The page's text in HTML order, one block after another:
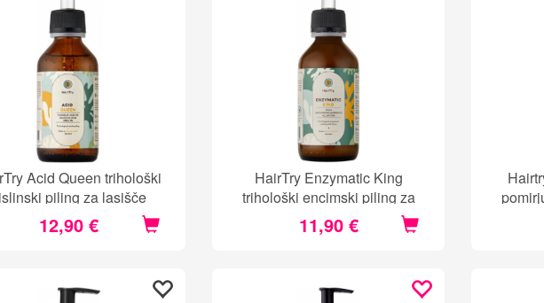
Acid Queen trihološki
piling za lasišče
12,90 €
HairTry Enzymatic King
trihološki encimski piling za
lasišče
11,90 €